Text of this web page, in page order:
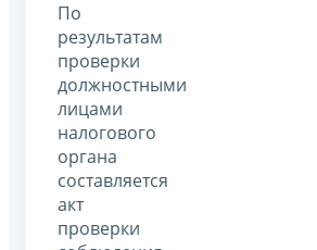
По
результатам
проверки
должностными
лицами
налогового
органа
составляется
акт
проверки